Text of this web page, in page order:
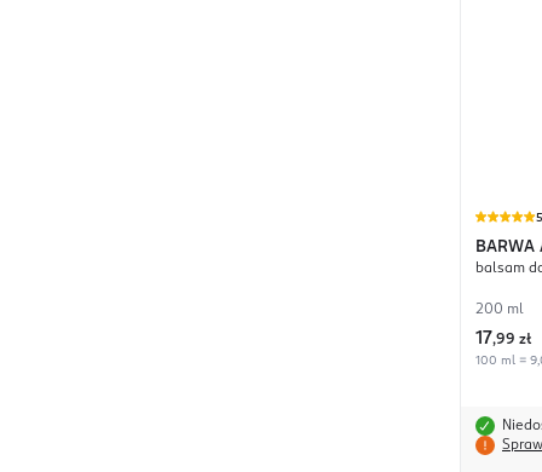
BARWA
balsam
200 ml
17,99 zł
100 ml =